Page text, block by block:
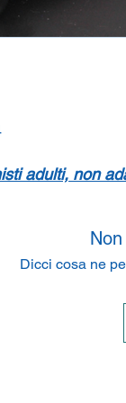
adulti, non
Dicci cosa ne